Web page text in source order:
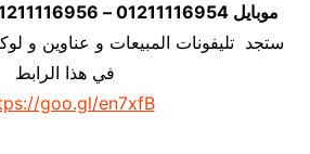
موبايل 01211116954 – 01211116956 – 01211116958
ستجد تليفونات المبيعات و عناوين و
في هذا الرابط
goo.gl/en7xfB